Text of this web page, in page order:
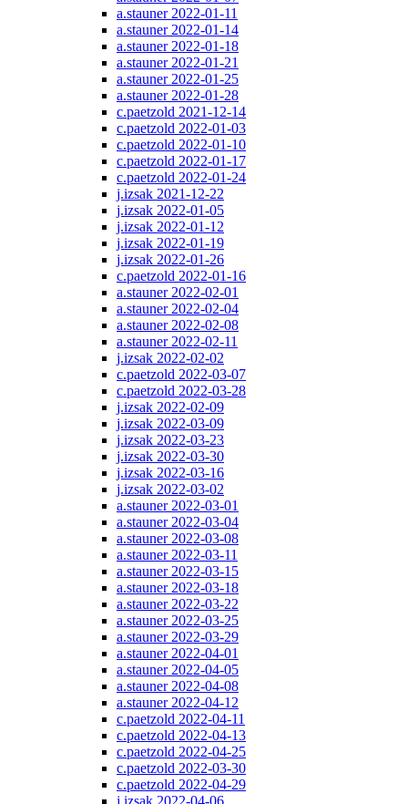
a.stauner 2022-01-11
a.stauner 2022-01-14
a.stauner 2022-01-18
a.stauner 2022-01-21
a.stauner 2022-01-25
a.stauner 2022-01-28
c.paetzold 2021-12-14
c.paetzold 2022-01-03
c.paetzold 2022-01-10
c.paetzold 2022-01-17
c.paetzold 2022-01-24
j.izsak 2021-12-22
j.izsak 2022-01-05
j.izsak 2022-01-12
j.izsak 2022-01-19
j.izsak 2022-01-26
c.paetzold 2022-01-16
a.stauner 2022-02-01
a.stauner 2022-02-04
a.stauner 2022-02-08
a.stauner 2022-02-11
j.izsak 2022-02-02
c.paetzold 2022-03-07
c.paetzold 2022-03-28
j.izsak 2022-02-09
j.izsak 2022-03-09
j.izsak 2022-03-23
j.izsak 2022-03-30
j.izsak 2022-03-16
j.izsak 2022-03-02
a.stauner 2022-03-01
a.stauner 2022-03-04
a.stauner 2022-03-08
a.stauner 2022-03-11
a.stauner 2022-03-15
a.stauner 2022-03-18
a.stauner 2022-03-22
a.stauner 2022-03-25
a.stauner 2022-03-29
a.stauner 2022-04-01
a.stauner 2022-04-05
a.stauner 2022-04-08
a.stauner 2022-04-12
c.paetzold 2022-04-11
c.paetzold 2022-04-13
c.paetzold 2022-04-25
c.paetzold 2022-03-30
c.paetzold 2022-04-29
j.izsak 2022-04-06